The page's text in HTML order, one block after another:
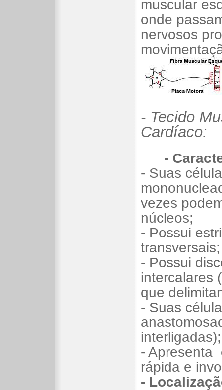
muscular
onde
nervosos
- Tecido
Cardíaco:
-
- Suas
vezes
núcleos;
- Possui
transversais;
- Possui
intercalares
que
- Suas
interligadas);
- Apresenta
rápida e
-